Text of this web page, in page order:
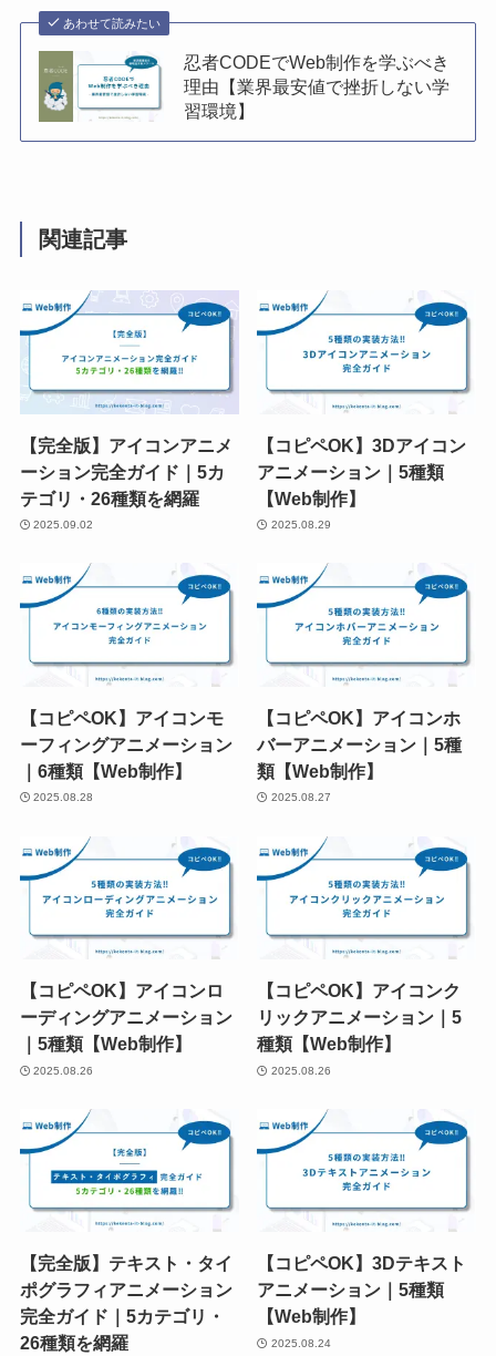
あわせて読みたい
忍者CODEでWeb制作を学ぶべき
理由【業界最安値で挫折しない学
習環境】
関連記事
【完全版】アイコンアニメ
ーション完全ガイド｜5カ
テゴリ・26種類を網羅
2025.09.02
【コピペOK】3Dアイコン
アニメーション｜5種類
【Web制作】
2025.08.29
【コピペOK】アイコンモ
ーフィングアニメーション
｜6種類【Web制作】
2025.08.28
【コピペOK】アイコンホ
バーアニメーション｜5種
類【Web制作】
2025.08.27
【コピペOK】アイコンロ
ーディングアニメーション
｜5種類【Web制作】
2025.08.26
【コピペOK】アイコンク
リックアニメーション｜5
種類【Web制作】
2025.08.26
【完全版】テキスト・タイ
ポグラフィアニメーション
完全ガイド｜5カテゴリ・
26種類を網羅
【コピペOK】3Dテキスト
アニメーション｜5種類
【Web制作】
2025.08.24